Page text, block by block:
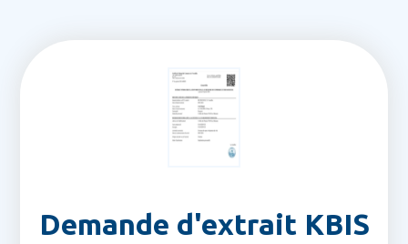
Demande d'extrait KBIS